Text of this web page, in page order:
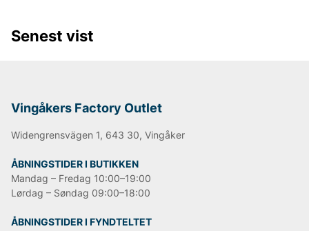
et globalt koncept, der sælges hos adskillige
den succes, det har i dag, med sin ungdommelige og
letbærbare klæder til hele familien.
Mere om Replays sortiment
Med rødder i Italien, som i mange år er blevet noget af
modeverdenens centrum, er det ikke underligt, at
været trendsættende og ungdommeligt moderne.
Senest vist
Vingåkers Factory Outlet
Widengrensvägen 1, 643 30, Vingåker
ÅBNINGSTIDER I BUTIKKEN
Mandag – Fredag 10:00–19:00
Lørdag – Søndag 09:00–18:00
ÅBNINGSTIDER I FYNDTELTET